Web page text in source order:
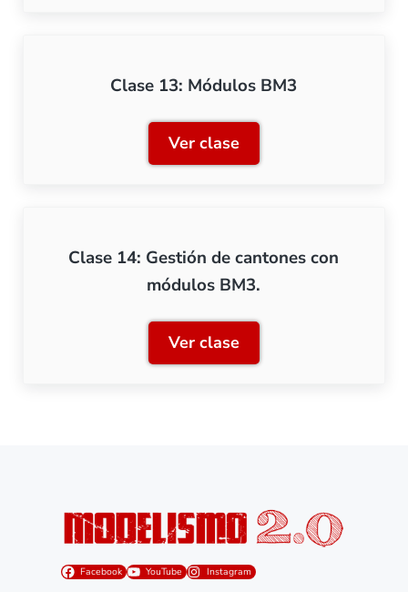
Clase 13: Módulos BM3
Ver claseClase 13: Módulos BM3
Clase 14: Gestión de cantones con
módulos BM3.
Ver claseClase 14: Gestión de
Facebook YouTube Instagram